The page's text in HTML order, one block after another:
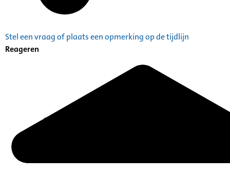
Stel een vraag of plaats een opmerking op de tijdlijn
Reageren